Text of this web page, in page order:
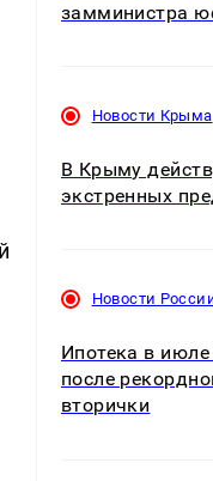
замминистра
Новости Крыма
В Крыму
экстренных
Новости
Ипотека в
после
вторички